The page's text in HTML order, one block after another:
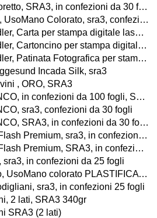
300 gr Fedrigoni, Tintoretto, SRA3, in confezioni da 30 fogli
300 gr Fedrigoni Sirio, UsoMano Colorato, sra3, confezioni da 30 fogli
300 gr Mondi-Neusiedler, Carta per stampa digitale laser a colori, BIANCO, sra3, in confezioni da 125 fogli
300 gr Mondi-Neusiedler, Cartoncino per stampa digitale laser a colori, BIANCO, SRA3, in confezioni da 250 fogli
300 gr Mondi-Neusiedler, Patinata Fotografica per stampa digitale laser a colori, LUCIDA o OPACA, SRA3, in confezioni da 250 fogli
Incada Silk, sra3
, ORO, SRA3
300 gr UsoMano BIANCO, in confezioni da 100 fogli, SRA3
sra3, confezioni da 30 fogli
300 gr UsoMano BIANCO, SRA3, in confezioni da 30 fogli
320 gr Favini, BiancoFlash Premium, sra3, in confezioni da 25 fogli o da 25 buste
320 gr Favini, BiancoFlash Premium, SRA3, in confezioni da 100 fogli o da 25 buste
in confezioni da 25 fogli
320 gr Fedrigoni, Sirio, UsoMano colorato PLASTIFICATO, SRA3, (320gr 30plastificazione), in confezioni da 50 fogli
sra3, in confezioni 25 fogli
2 lati, SRA3 340gr
SRA3 (2 lati)